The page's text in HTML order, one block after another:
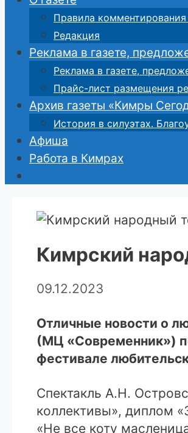
Правила
Редакция
Реклама в газете,
Реклама в газете,
Прайс-лист размещения
Архив газеты «Кимры
История в силуэтах.
Афиша
Работа в Кимрах
Кимрский
09.12.2023
Отличные новости о
(МЦ «Современник»)
фестивале
Спектакль А.Н.
коллективы», диплом
«Не все коту